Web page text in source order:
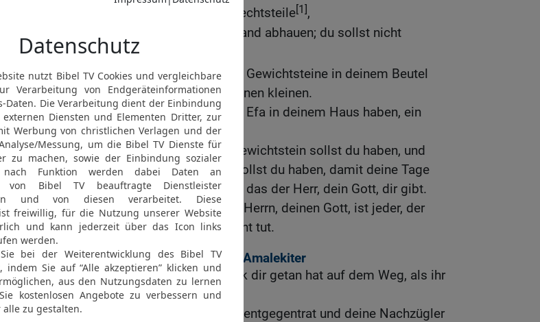
und greift an seine Geschlechtsteile[1],
dann sollst du ihr die Hand abhauen; du sollst nicht
schonen[2]
13 Du sollst nicht zweierlei Gewichtsteine in deinem Beutel
haben, einen großen und einen kleinen.
14 Du sollst nicht zweierlei Efa in deinem Haus haben, ein
großes und ein kleines.
15 Vollen und gerechten Gewichtstein sollst du haben, und
volles und gerechtes Efa sollst du haben, damit deine Tage
lange währen in dem Land, das der Herr, dein Gott, dir gibt.
16 Denn ein Gräuel für den Herrn, deinen Gott, ist jeder, der
dieses tut, jeder, der Unrecht tut.
Gebot der Ausrottung der Amalekiter
17 Denk daran, was Amalek dir getan hat auf dem Weg, als ihr
aus Ägypten zogt,
wie er dir auf dem Weg entgegentrat und deine Nachzügler